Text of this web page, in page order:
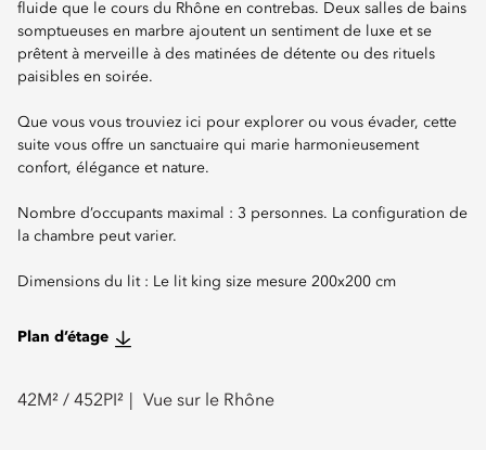
fluide que le cours du Rhône en contrebas. Deux salles de bains
somptueuses en marbre ajoutent un sentiment de luxe et se
prêtent à merveille à des matinées de détente ou des rituels
paisibles en soirée.
Que vous vous trouviez ici pour explorer ou vous évader, cette
suite vous offre un sanctuaire qui marie harmonieusement
confort, élégance et nature.
Nombre d’occupants maximal : 3 personnes. La configuration de
la chambre peut varier.
Dimensions du lit : Le lit king size mesure 200x200 cm
Plan d’étage
42M² / 452PI² Vue sur le Rhône